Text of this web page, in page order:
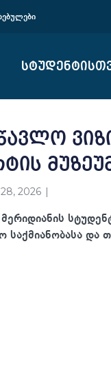
2026
საქმიანობასა და